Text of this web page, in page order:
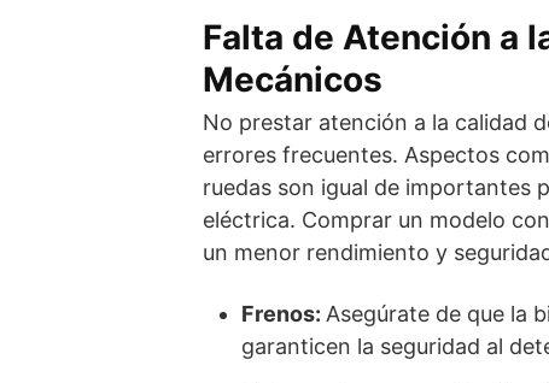
Falta de Atención a
Mecánicos
No prestar atención a la calidad
errores frecuentes. Aspectos
ruedas son igual de importantes
eléctrica. Comprar un modelo con
un menor rendimiento y
Frenos: Asegúrate de que la
garanticen la seguridad al